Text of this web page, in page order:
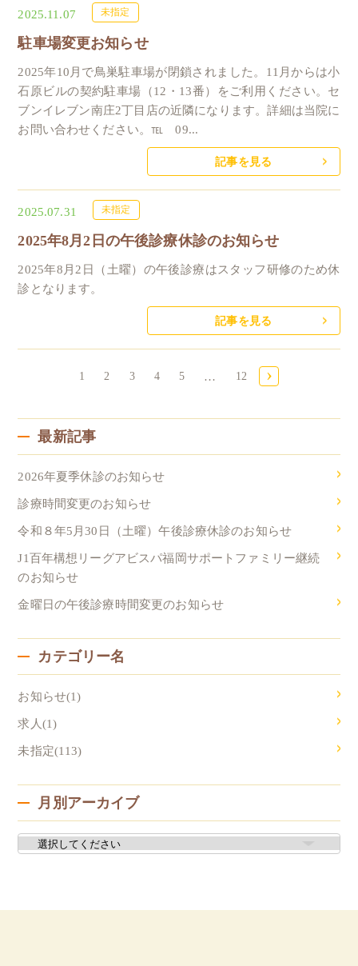
2025.11.07 未指定
駐車場変更お知らせ
2025年10月で鳥巣駐車場が閉鎖されました。11月からは小
石原ビルの契約駐車場（12・13番）をご利用ください。セ
ブンイレブン南庄2丁目店の近隣になります。詳細は当院に
お問い合わせください。℡ 09...
記事を見る
2025.07.31 未指定
2025年8月2日の午後診療休診のお知らせ
2025年8月2日（土曜）の午後診療はスタッフ研修のため休
診となります。
記事を見る
1 2 3 4 5 … 12 ›
最新記事
2026年夏季休診のお知らせ
診療時間変更のお知らせ
令和８年5月30日（土曜）午後診療休診のお知らせ
J1百年構想リーグアビスパ福岡サポートファミリー継続
のお知らせ
金曜日の午後診療時間変更のお知らせ
カテゴリー名
お知らせ(1)
求人(1)
未指定(113)
月別アーカイブ